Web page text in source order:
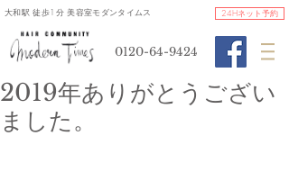
​大和駅 徒歩1分 美容室モダンタイムス
0120-64-9424
24Hネット予約
2019年ありがとうござい
ました。